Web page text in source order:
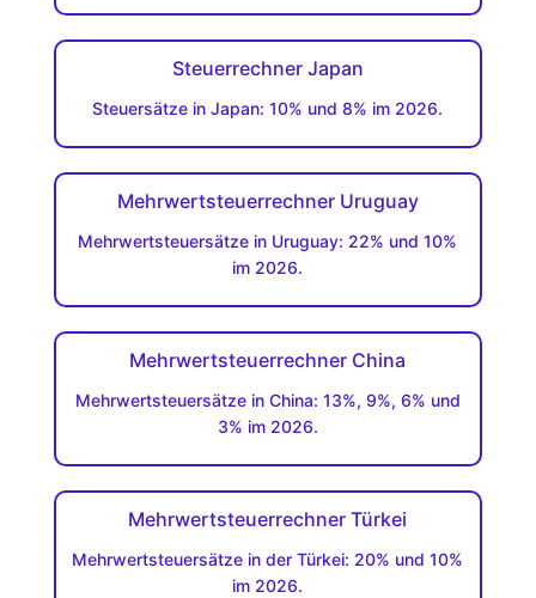
Steuerrechner Japan
Steuersätze in Japan: 10% und 8% im 2026.
Mehrwertsteuerrechner Uruguay
Mehrwertsteuersätze in Uruguay: 22% und 10%
im 2026.
Mehrwertsteuerrechner China
Mehrwertsteuersätze in China: 13%, 9%, 6% und
3% im 2026.
Mehrwertsteuerrechner Türkei
Mehrwertsteuersätze in der Türkei: 20% und 10%
im 2026.